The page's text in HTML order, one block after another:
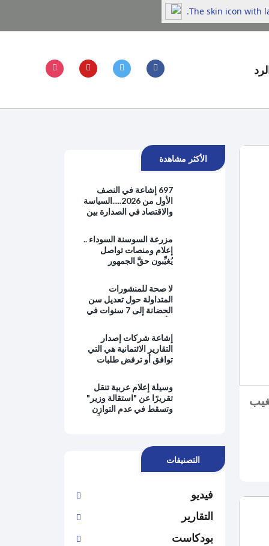
الأكثر مشاهدة
697 إشاعة في النصف
الأول من 2026.....السياسة
والاقتصاد في الصدارة بين
والتوترات الإقليمية
مزرعة السوسنة السوداء ..
إعلام ومنصات تواصل
يُغيِّبون حقَّ الجمهور
حماية المصلحة العامة
وتطبيق القانون
لا صحة للمنشورات
المتداولة حول تعديل سن
الحضانة إلى 7 سنوات في
إشاعة شركات إصدار
التقارير الائتمانية هي التي
توافق أو ترفض طلبات
وسيلة إعلام عربية تنقل
تقريرًا عن "استقالة وزير"
وتسقط في عدم التوازن
التصنيفات
فيديو
التقارير
بودكاست
The skin icon with